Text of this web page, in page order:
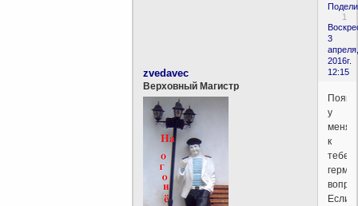
1
3
апреля,
2016г.
12:15
zvedavec
Верховный Магистр
у
меня
к
тебе
гермес
Если